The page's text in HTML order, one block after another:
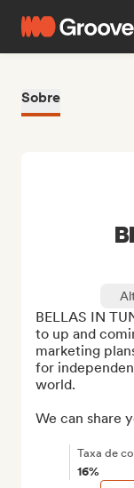
Sobre
BELLAS IN
to up and
marketing
for
world.
We can share
Taxa de
16%